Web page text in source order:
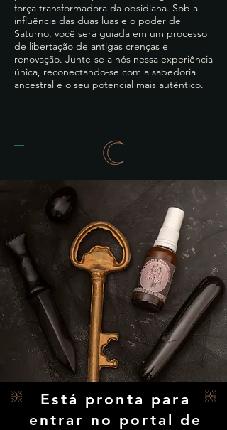
força transformadora da obsidiana. Sob a
influência das duas luas e o poder de
Saturno, você será guiada em um processo
de libertação de antigas crenças e
renovação. Junte-se a nós nessa experiência
única, reconectando-se com a sabedoria
ancestral e o seu potencial mais autêntico.
Está pronta para
entrar no portal de